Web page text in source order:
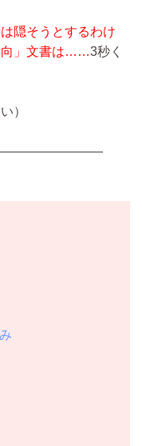
隠そうとするわけ
向」文書は……3秒く
）